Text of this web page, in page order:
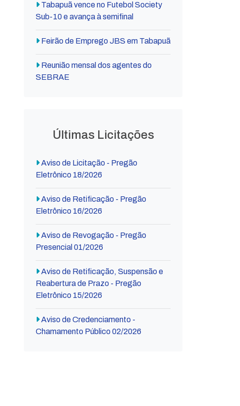
Tabapuã vence no Futebol Society
Sub-10 e avança à semifinal
Feirão de Emprego JBS em Tabapuã
Reunião mensal dos agentes do
SEBRAE
Últimas Licitações
Aviso de Licitação - Pregão
Eletrônico 18/2026
Aviso de Retificação - Pregão
Eletrônico 16/2026
Aviso de Revogação - Pregão
Presencial 01/2026
Aviso de Retificação, Suspensão e
Reabertura de Prazo - Pregão
Eletrônico 15/2026
Aviso de Credenciamento -
Chamamento Público 02/2026